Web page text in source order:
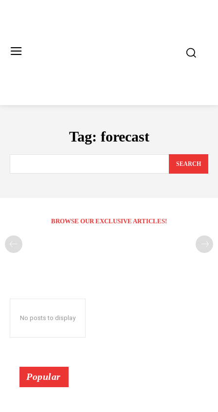
Tag: forecast
SEARCH
BROWSE OUR EXCLUSIVE ARTICLES!
No posts to display
Popular